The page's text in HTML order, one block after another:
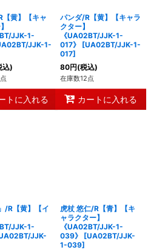
【黄】【キャ
JJK-1-
JJK-1-
込)
トに入れる
パンダ/R【黄】【キャラ
クター】
《UA02BT/JJK-1-
017》
[UA02BT/JJK-1-
017]
80円(税込)
在庫数12点
カートに入れる
/R【黄】【イ
JJK-1-
JJK-
虎杖 悠仁/R【青】【キ
ャラクター】
《UA02BT/JJK-1-
039》
[UA02BT/JJK-
1-039]